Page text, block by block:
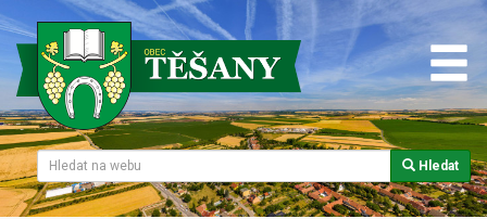
Hledat
Naše obec
Úřední deska
Spolky a sdružení
Škola